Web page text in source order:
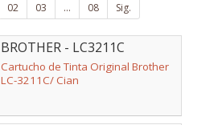
02 03 ... 08 Sig.
BROTHER - LC3211C
Cartucho de Tinta Original Brother
LC-3211C/ Cian